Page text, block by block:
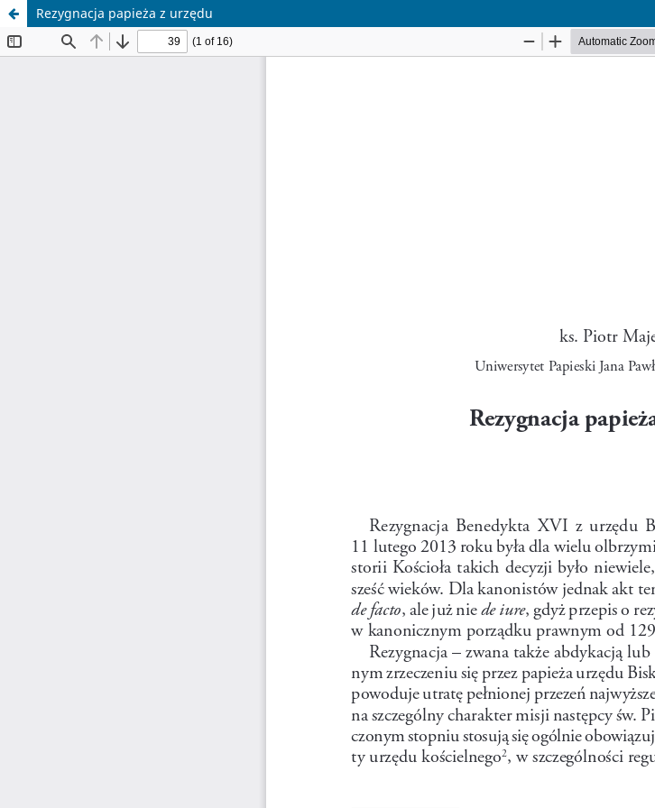
Rezygnacja papieża z urzędu